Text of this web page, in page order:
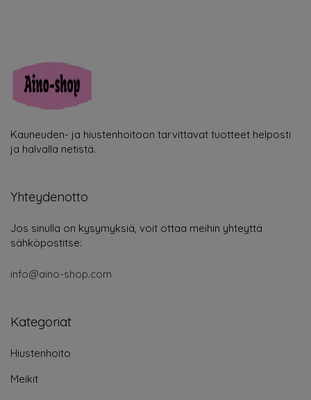
Kauneuden- ja hiustenhoitoon tarvittavat tuotteet helposti
ja halvalla netistä.
Yhteydenotto
Jos sinulla on kysymyksiä, voit ottaa meihin yhteyttä
sähköpostitse:
info@aino-shop.com
Kategoriat
Hiustenhoito
Meikit